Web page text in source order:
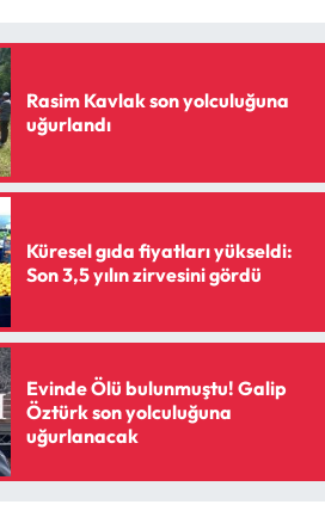
Rasim Kavlak son yolculuğuna
uğurlandı
Küresel gıda fiyatları yükseldi:
Son 3,5 yılın zirvesini gördü
Evinde Ölü bulunmuştu! Galip
Öztürk son yolculuğuna
uğurlanacak